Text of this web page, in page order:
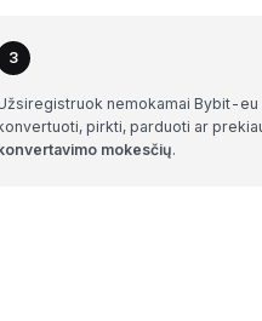
3
nemokamai Bybit-eu
pirkti, parduoti ar
mokesčių.